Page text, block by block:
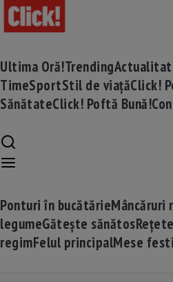
Ultima Oră!Trending
TimeSportStil de viațăClick!
SănătateClick! Poftă Bună!
Ponturi în bucătărieMâncăruri
legumeGătește sănătos
regimFelul principalMese